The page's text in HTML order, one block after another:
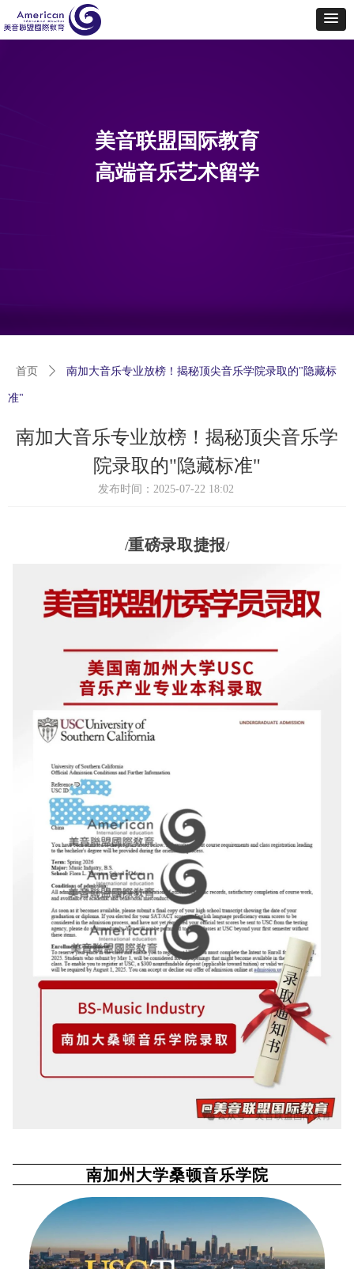
首页 ꄲ 南加大音乐专业放榜！揭秘顶尖音乐学院录取的"隐藏标
准"
南加大音乐专业放榜！揭秘顶尖音乐学
院录取的"隐藏标准"
/重磅录取捷报/
南加州大学桑顿音乐学院
发布时间： 2025-07-22 18:02
美音联盟国际教育
高端音乐艺术留学